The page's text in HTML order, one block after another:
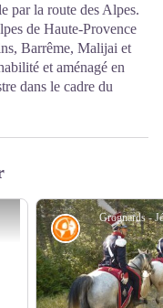
par la route des Alpes.
de Haute-Provence
Barrême, Malijai et
et aménagé en
dans le cadre du
Grognards -
Histoire